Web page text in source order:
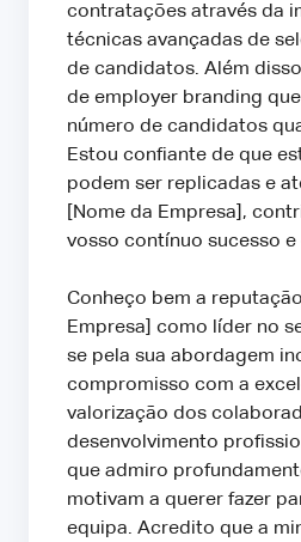
contratações através da
técnicas avançadas de
de candidatos. Além
de employer branding
número de candidatos
Estou confiante de que
podem ser replicadas e
[Nome da Empresa],
vosso contínuo sucesso
Conheço bem a
Empresa] como líder no
se pela sua abordagem
compromisso com a
valorização dos
desenvolvimento
que admiro
motivam a querer fazer
equipa. Acredito que a